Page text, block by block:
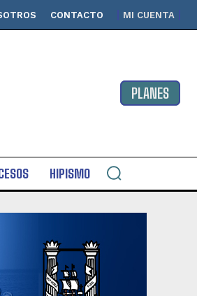
CONTACTO MI CUENTA
PLANES
HIPISMO